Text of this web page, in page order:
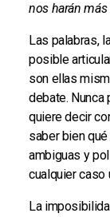
nos harán
Las palabras,
posible
son ellas
debate. Nunca
quiere decir
saber bien
ambiguas y
cualquier caso
La